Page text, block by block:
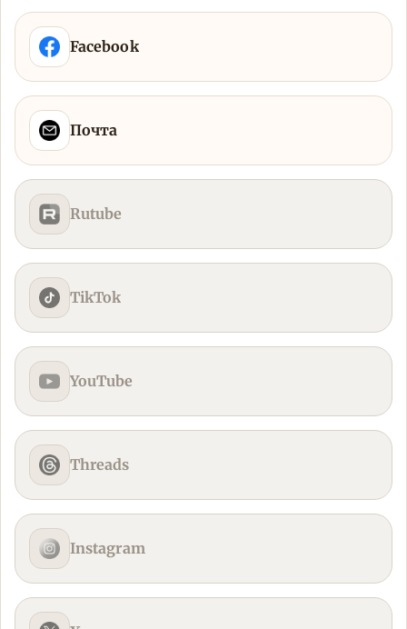
Facebook
Почта
Rutube
TikTok
YouTube
Threads
Instagram